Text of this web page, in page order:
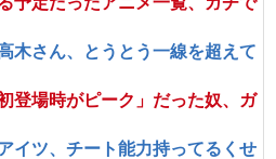
木さん、とうとう一線を超えて
登場時がピーク」だった奴、ガ
イツ、チート能力持ってるくせ